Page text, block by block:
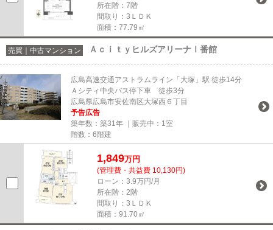
所在階：7階
間取り：3ＬＤＫ
面積：77.79㎡
売買｜中古マンション ＡｃｉｔｙヒルズアリーナⅠ番館
広島高速交通アストラムライン「大塚」駅 徒歩14分
Ａシティ中央バス停下車 徒歩3分
広島県広島市安佐南区大塚西６丁目
予告広告
築年数：築31年 ｜販売中： 1室
階数：6階建
1,849万円
(管理費・共益費 10,130円)
ローン：3.9万円/月
所在階：2階
間取り：3ＬＤＫ
面積：91.70㎡